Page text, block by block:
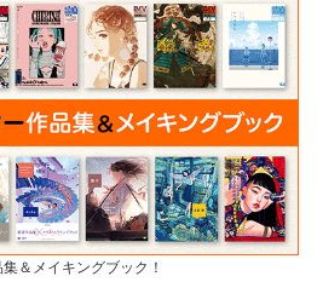
＆メイキングブック！